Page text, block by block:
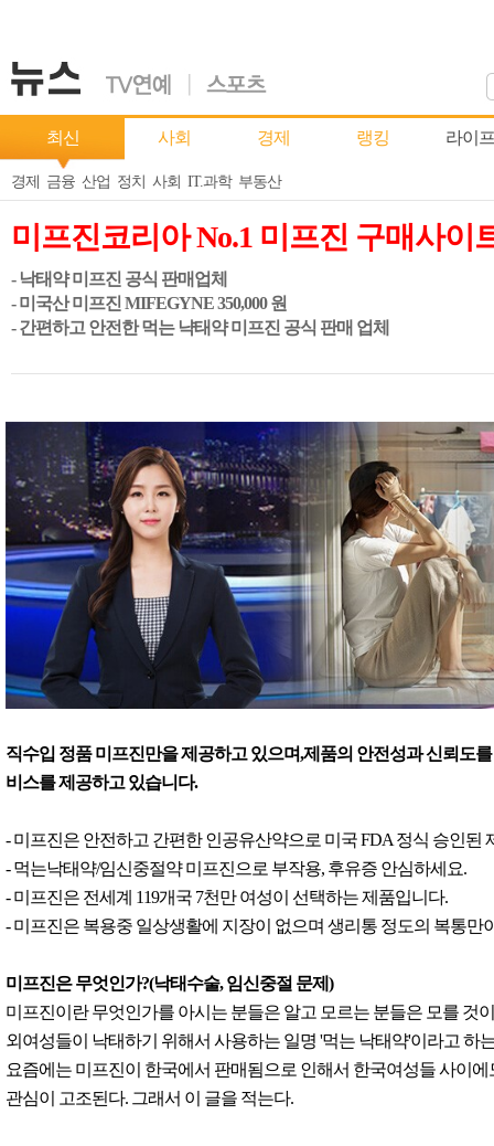
최신 사회 경제 랭킹 라이프
경제 금융 산업 정치 사회 IT.과학 부동산
미프진코리아 No.1 미프진 구매사이
- 낙태약 미프진 공식 판매업체
- 미국산 미프진 MIFEGYNE 350,000 원
- 간편하고 안전한 먹는 냑태약 미프진 공식 판매 업체
직수입 정품 미프진만을 제공하고 있으며,제품의 안전성과 신뢰도
비스를 제공하고 있습니다.
- 미프진은 안전하고 간편한 인공유산약으로 미국 FDA 정식 승인된
- 먹는낙태약/임신중절약 미프진으로 부작용, 후유증 안심하세요.
- 미프진은 전세계 119개국 7천만 여성이 선택하는 제품입니다.
- 미프진은 복용중 일상생활에 지장이 없으며 생리통 정도의 복통만
미프진은 무엇인가?(낙태수술, 임신중절 문제)
미프진이란 무엇인가를 아시는 분들은 알고 모르는 분들은 모를 것
외여성들이 낙태하기 위해서 사용하는 일명 '먹는 낙태약'이라고 하
요즘에는 미프진이 한국에서 판매됨으로 인해서 한국여성들 사이
관심이 고조된다. 그래서 이 글을 적는다.